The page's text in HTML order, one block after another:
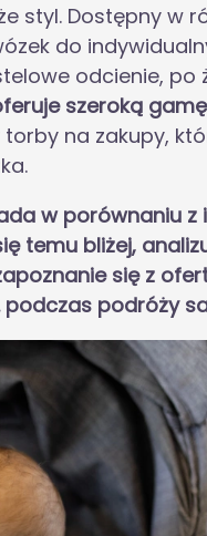
styl. Dostępny w
do
odcienie, po
szeroką
na zakupy,
w porównaniu z
temu bliżej,
się z
podczas podróży